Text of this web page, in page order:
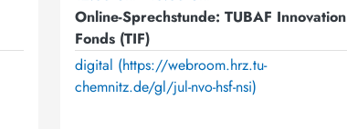
Online-Sprechstunde: TUBAF Innovation
Fonds (TIF)
digital (https://webroom.hrz.tu-
chemnitz.de/gl/jul-nvo-hsf-nsi)